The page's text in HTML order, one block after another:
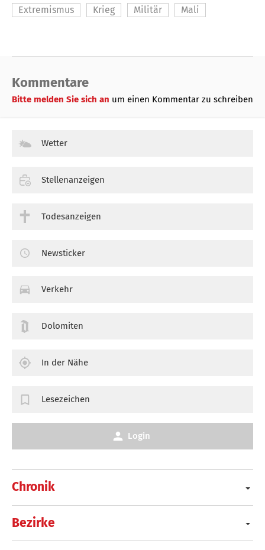
Extremismus Krieg Militär Mali
Kommentare
Bitte melden Sie sich an um einen Kommentar zu schreiben
Chronik
Bezirke
Wetter
Stellenanzeigen
Todesanzeigen
Newsticker
Verkehr
Dolomiten
In der Nähe
Lesezeichen
Login